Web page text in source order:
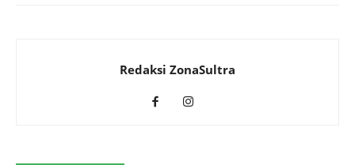
Redaksi ZonaSultra